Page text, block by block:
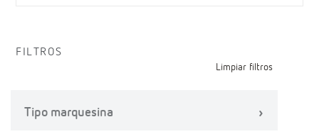
FILTROS
Limpiar filtros
Tipo marquesina